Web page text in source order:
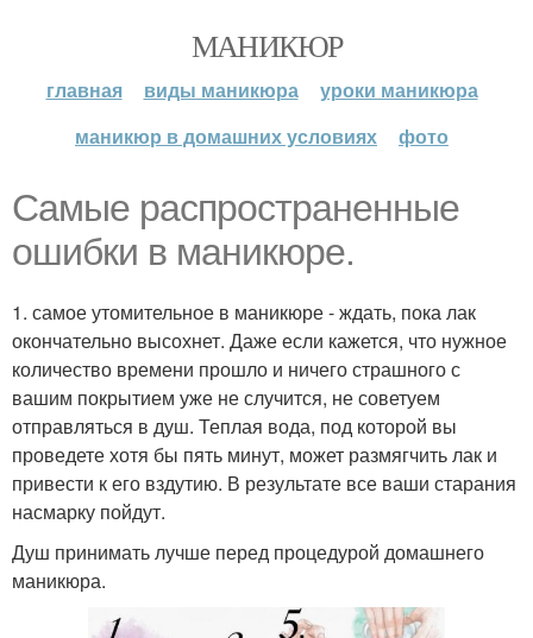
МАНИКЮР
главная виды маникюра
уроки маникюра
маникюр в домашних условиях
фото
Самые распространенные
ошибки в маникюре.
1. самое утомительное в маникюре - ждать, пока лак
окончательно высохнет. Даже если кажется, что нужное
количество времени прошло и ничего страшного с
вашим покрытием уже не случится, не советуем
отправляться в душ. Теплая вода, под которой вы
проведете хотя бы пять минут, может размягчить лак и
привести к его вздутию. В результате все ваши старания
насмарку пойдут.
Душ принимать лучше перед процедурой домашнего
маникюра.